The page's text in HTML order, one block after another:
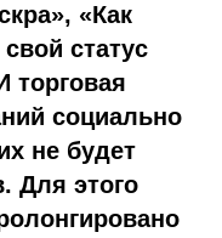
«Как
статус
торговая
социально
не будет
Для этого